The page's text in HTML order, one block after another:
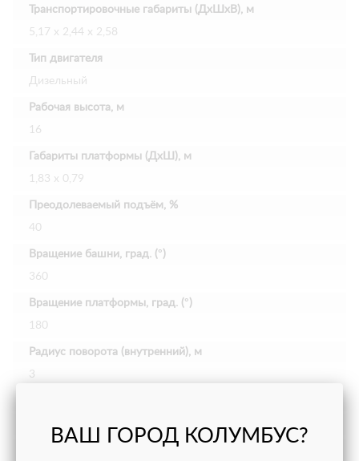
Транспортировочные габариты (ДхШхВ), м
5,17 х 2,44 х 2,58
Тип двигателя
Дизельный
Рабочая высота, м
16
Габариты платформы (ДхШ), м
1,83 х 0,79
Преодолеваемый подъём, %
40
Вращение башни, град. (°)
360
Вращение платформы, град. (°)
180
Радиус поворота (внутренний), м
3
ВАШ ГОРОД КОЛУМБУС?